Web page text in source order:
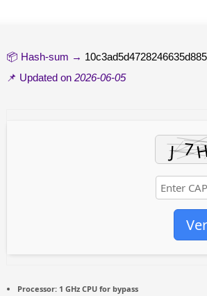
📦 Hash-sum →
📌 Updated on 2026-06-05
Processor: 1 GHz CPU for bypass